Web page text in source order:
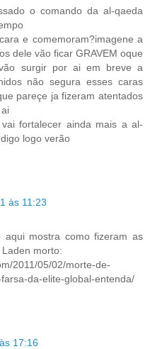
o comando da al-qaeda
e comemoram?imagene a
dele vão ficar GRAVEM oque
surgir por ai em breve a
não segura esses caras
pareçe ja fizeram atentados
fortalecer ainda mais a al-
logo verão
às 11:23
mostra como fizeram as
morto:
2011/05/02/morte-de-
da-elite-global-entenda/
17:16